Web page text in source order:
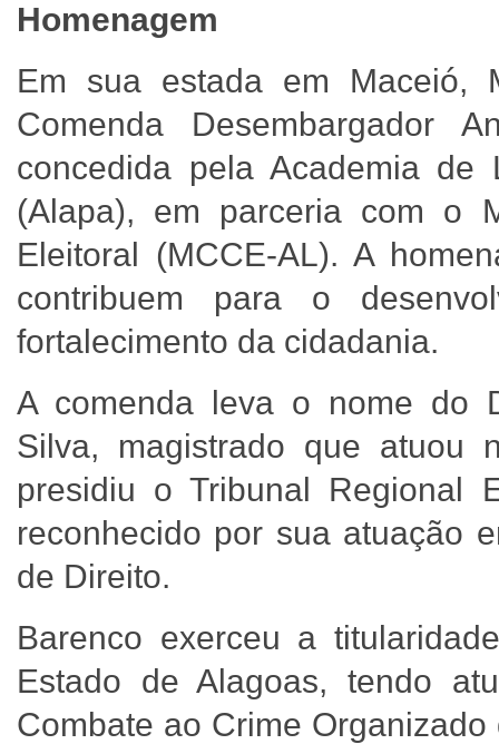
Homenagem
Em sua estada em Maceió,
Comenda Desembargador
concedida pela Academia de
(Alapa), em parceria com o
Eleitoral (MCCE-AL). A
contribuem para o
fortalecimento da cidadania.
A comenda leva o nome do
Silva, magistrado que atuou
presidiu o Tribunal Regional
reconhecido por sua atuação
de Direito.
Barenco exerceu a
Estado de Alagoas, tendo
Combate ao Crime